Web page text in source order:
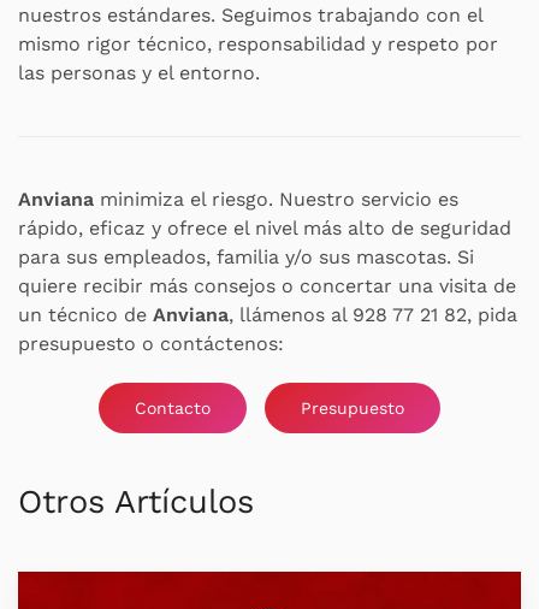
nuestros estándares. Seguimos trabajando con el
mismo rigor técnico, responsabilidad y respeto por
las personas y el entorno.
Anviana minimiza el riesgo. Nuestro servicio es
rápido, eficaz y ofrece el nivel más alto de seguridad
para sus empleados, familia y/o sus mascotas. Si
quiere recibir más consejos o concertar una visita de
un técnico de Anviana, llámenos al 928 77 21 82, pida
presupuesto o contáctenos:
Contacto Presupuesto
Otros Artículos